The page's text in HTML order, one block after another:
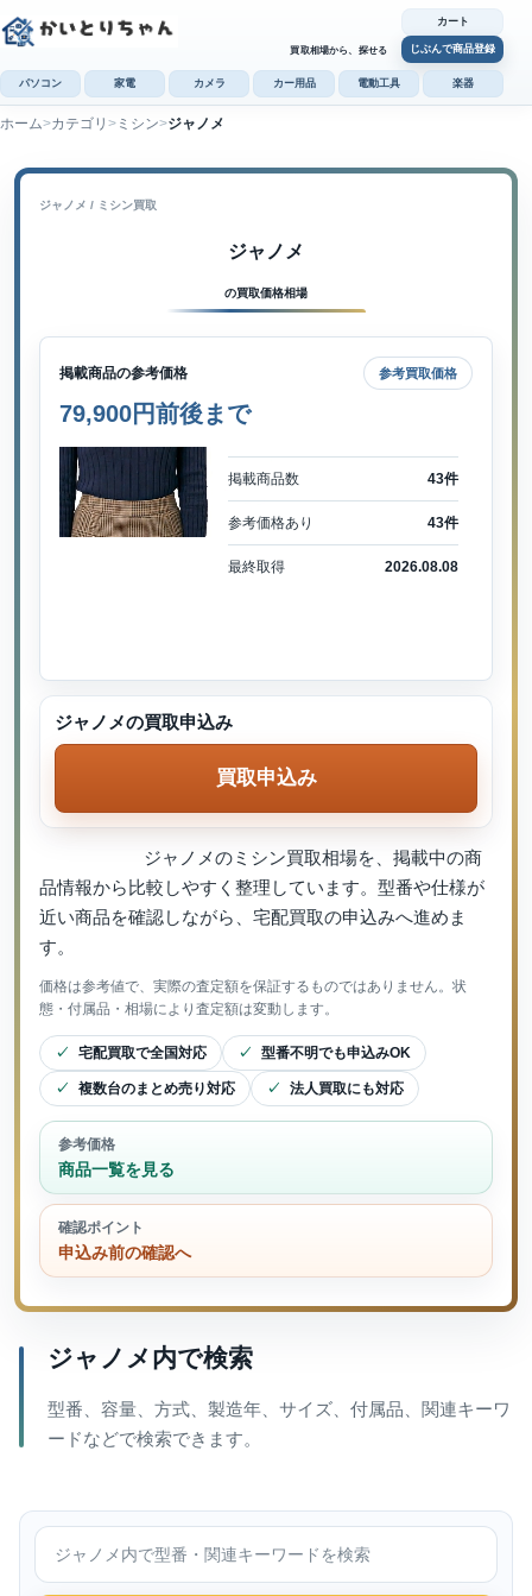
買取相場から、探せる
カート
じぶんで商品登録
パソコン 家電 カメラ カー用品 電動工具 楽器
ホーム カテゴリ ミシン ジャノメ
ジャノメ / ミシン買取
ジャノメ
の買取価格相場
掲載商品の参考価格 参考買取価格
79,900円前後まで
掲載商品数 43件
参考価格あり 43件
最終取得 2026.08.08
ジャノメのミシン買取相場を、掲載中の商
品情報から比較しやすく整理しています。型番や仕様が
近い商品を確認しながら、宅配買取の申込みへ進めま
す。
価格は参考値で、実際の査定額を保証するものではありません。状
態・付属品・相場により査定額は変動します。
宅配買取で全国対応 型番不明でも申込みOK
複数台のまとめ売り対応 法人買取にも対応
参考価格
商品一覧を見る
確認ポイント
申込み前の確認へ
ジャノメの買取申込み
買取申込み
ジャノメ内で検索
型番、容量、方式、製造年、サイズ、付属品、関連キーワ
ードなどで検索できます。
ジャノメ内で検索